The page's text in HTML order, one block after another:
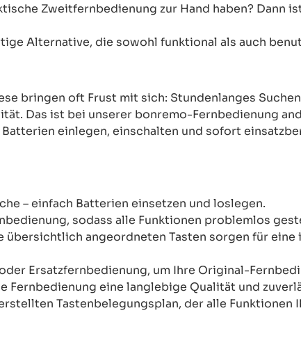
Zweitfernbedienung zur Hand haben? Dann
Alternative, die sowohl funktional als auch
bringen oft Frust mit sich: Stundenlanges
Das ist bei unserer bonremo-Fernbedienung
einlegen, einschalten und sofort
– einfach Batterien einsetzen und loslegen.
sodass alle Funktionen problemlos
angeordneten Tasten sorgen für eine
Ersatzfernbedienung, um Ihre Original-
Fernbedienung eine langlebige Qualität und
Tastenbelegungsplan, der alle Funktionen